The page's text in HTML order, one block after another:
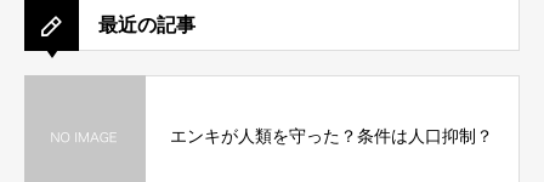
最近の記事
エンキが人類を守った？条件は人口抑制？